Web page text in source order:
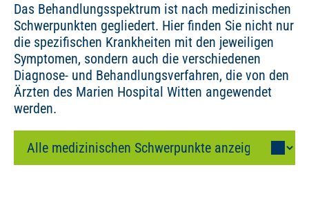
Das Behandlungsspektrum ist nach medizinischen
Schwerpunkten gegliedert. Hier finden Sie nicht nur
die spezifischen Krankheiten mit den jeweiligen
Symptomen, sondern auch die verschiedenen
Diagnose- und Behandlungsverfahren, die von den
Ärzten des Marien Hospital Witten angewendet
werden.